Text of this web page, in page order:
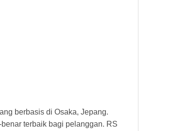
berbasis di Osaka, Jepang.
terbaik bagi pelanggan. RS